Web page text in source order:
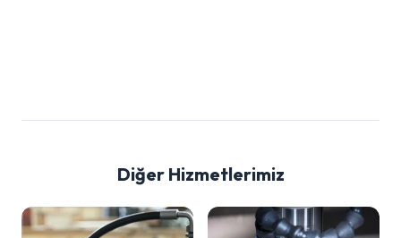
Diğer Hizmetlerimiz